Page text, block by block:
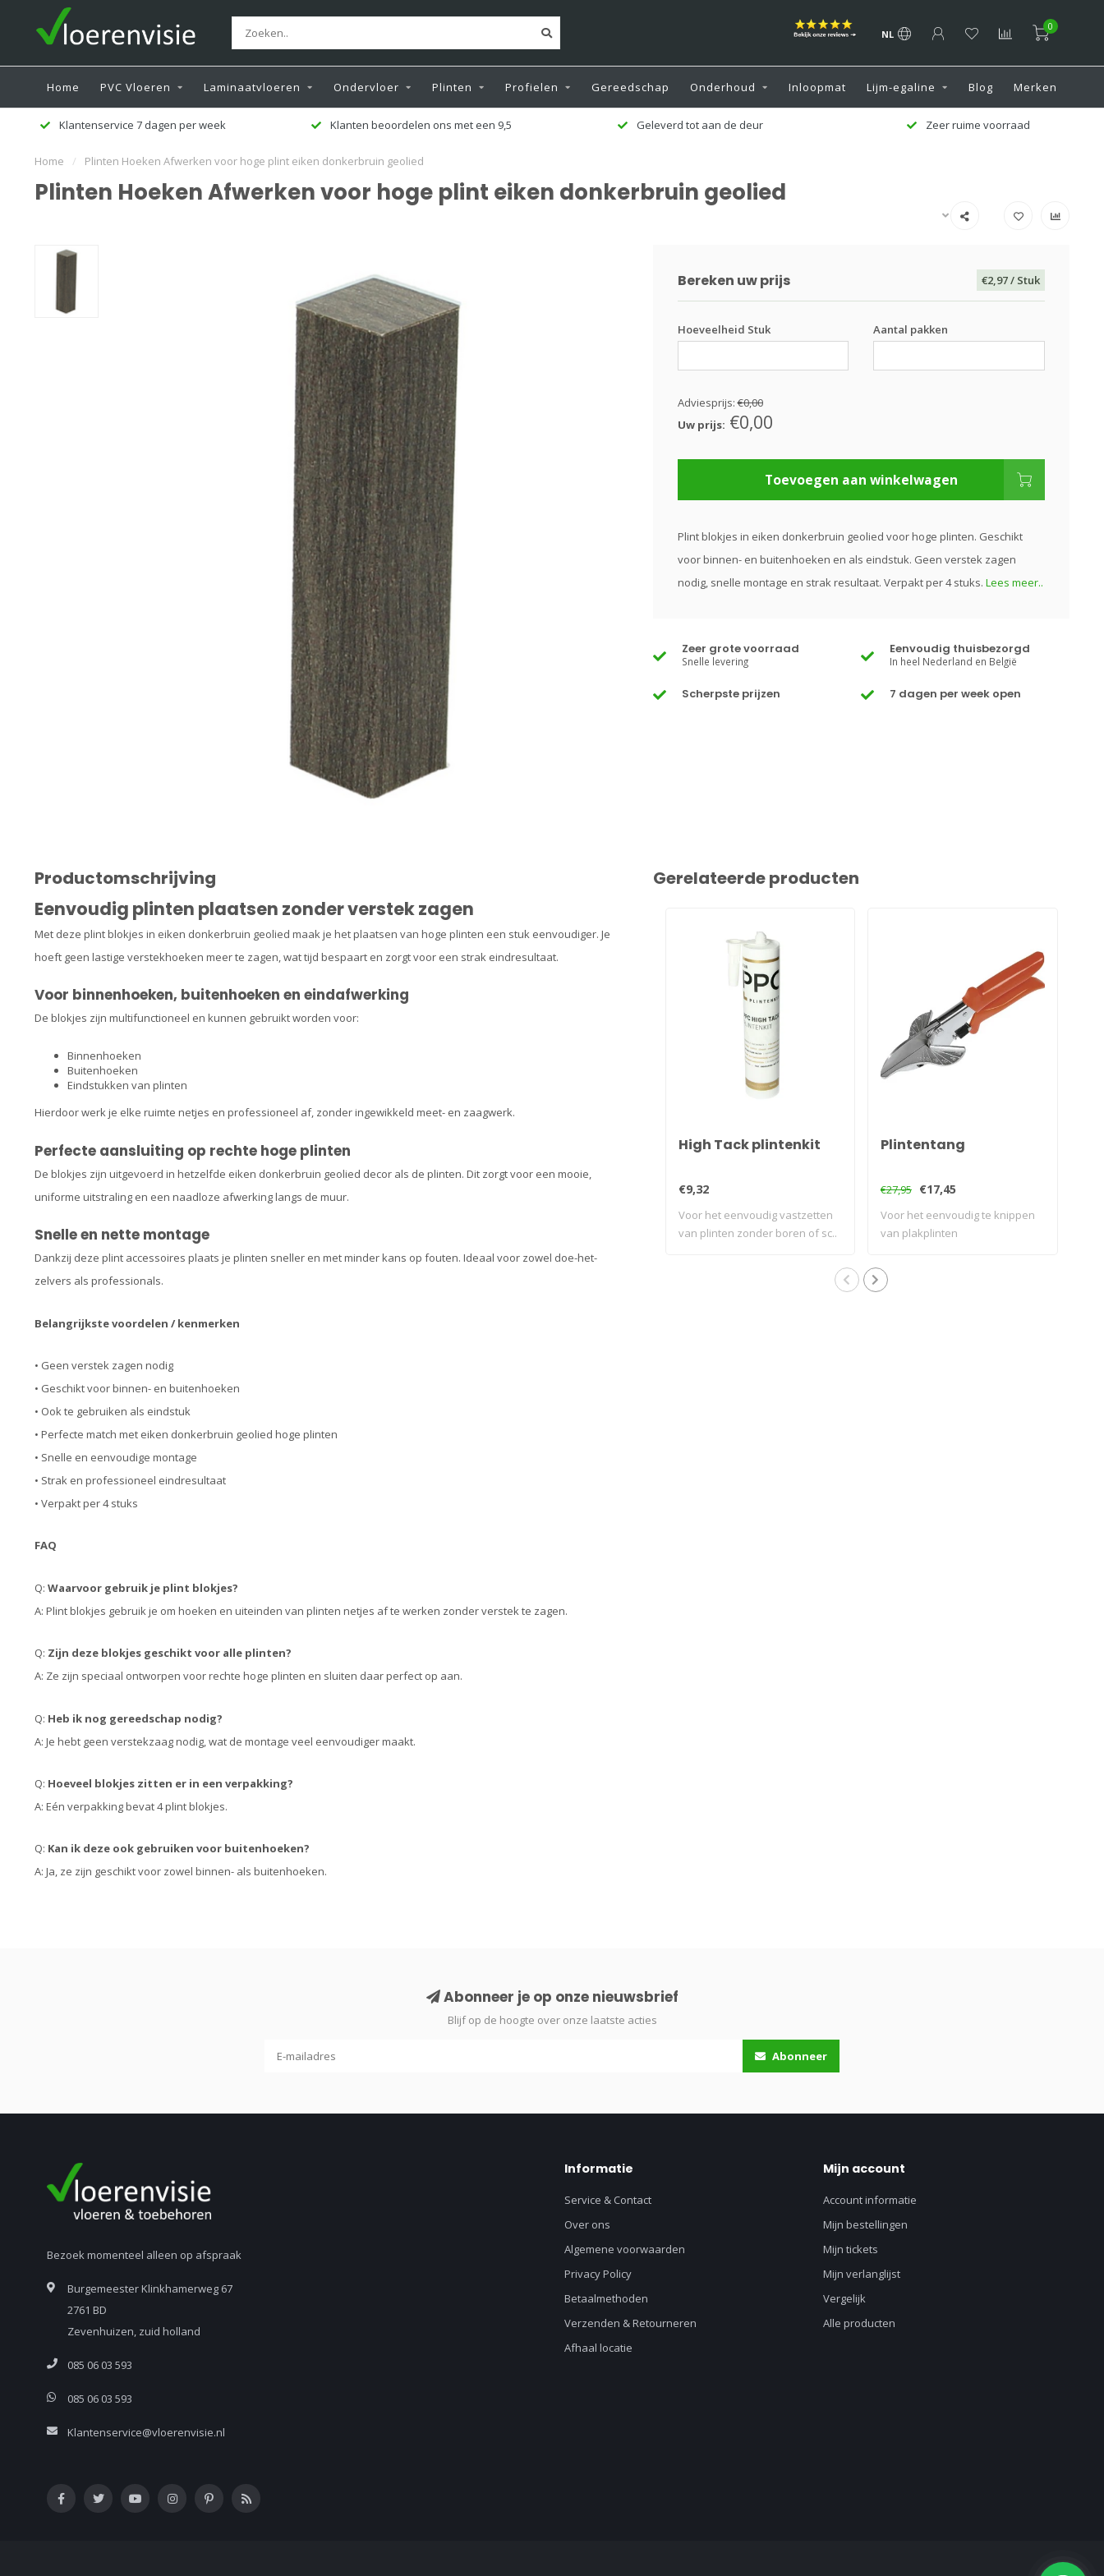
NL
0
Home PVC Vloeren Laminaatvloeren Ondervloer Plinten Profielen Gereedschap Onderhoud Inloopmat Lijm-egaline Blog Merken
Klantenservice 7 dagen per week Klanten beoordelen ons met een 9,5 Geleverd tot aan de deur Zeer ruime voorraad
Home / Plinten Hoeken Afwerken voor hoge plint eiken donkerbruin geolied
Plinten Hoeken Afwerken voor hoge plint eiken donkerbruin geolied
Bereken uw prijs €2,97/ Stuk
Hoeveelheid Stuk Aantal pakken
Adviesprijs:€0,00
Uw prijs: €0,00
Toevoegen aan winkelwagen
Plint blokjes in eiken donkerbruin geolied voor hoge plinten. Geschikt
voor binnen- en buitenhoeken en als eindstuk. Geen verstek zagen
nodig, snelle montage en strak resultaat. Verpakt per 4 stuks. Lees meer..
Zeer grote voorraad
Snelle levering
Eenvoudig thuisbezorgd
In heel Nederland en België
Scherpste prijzen 7 dagen per week open
Productomschrijving
Eenvoudig plinten plaatsen zonder verstek zagen
Met deze plint blokjes in eiken donkerbruin geolied maak je het plaatsen van hoge plinten een stuk eenvoudiger. Je
hoeft geen lastige verstekhoeken meer te zagen, wat tijd bespaart en zorgt voor een strak eindresultaat.
Voor binnenhoeken, buitenhoeken en eindafwerking
De blokjes zijn multifunctioneel en kunnen gebruikt worden voor:
Binnenhoeken
Buitenhoeken
Eindstukken van plinten
Hierdoor werk je elke ruimte netjes en professioneel af, zonder ingewikkeld meet- en zaagwerk.
Perfecte aansluiting op rechte hoge plinten
De blokjes zijn uitgevoerd in hetzelfde eiken donkerbruin geolied decor als de plinten. Dit zorgt voor een mooie,
uniforme uitstraling en een naadloze afwerking langs de muur.
Snelle en nette montage
Dankzij deze plint accessoires plaats je plinten sneller en met minder kans op fouten. Ideaal voor zowel doe-het-
zelvers als professionals.
Belangrijkste voordelen / kenmerken
• Geen verstek zagen nodig
• Geschikt voor binnen- en buitenhoeken
• Ook te gebruiken als eindstuk
• Perfecte match met eiken donkerbruin geolied hoge plinten
• Snelle en eenvoudige montage
• Strak en professioneel eindresultaat
• Verpakt per 4 stuks
FAQ
Q: Waarvoor gebruik je plint blokjes?
A: Plint blokjes gebruik je om hoeken en uiteinden van plinten netjes af te werken zonder verstek te zagen.
Q: Zijn deze blokjes geschikt voor alle plinten?
A: Ze zijn speciaal ontworpen voor rechte hoge plinten en sluiten daar perfect op aan.
Q: Heb ik nog gereedschap nodig?
A: Je hebt geen verstekzaag nodig, wat de montage veel eenvoudiger maakt.
Q: Hoeveel blokjes zitten er in een verpakking?
A: Eén verpakking bevat 4 plint blokjes.
Q: Kan ik deze ook gebruiken voor buitenhoeken?
A: Ja, ze zijn geschikt voor zowel binnen- als buitenhoeken.
Gerelateerde producten
High Tack plintenkit
€9,32
Voor het eenvoudig vastzetten
van plinten zonder boren of sc..
Plintentang
€27,95 €17,45
Voor het eenvoudig te knippen
van plakplinten
Abonneer je op onze nieuwsbrief
Blijf op de hoogte over onze laatste acties
Abonneer
Bezoek momenteel alleen op afspraak
Burgemeester Klinkhamerweg 67
2761 BD
Zevenhuizen, zuid holland
085 06 03 593
085 06 03 593
Klantenservice@vloerenvisie.nl
Informatie
Service & Contact
Over ons
Algemene voorwaarden
Privacy Policy
Betaalmethoden
Verzenden & Retourneren
Afhaal locatie
Mijn account
Account informatie
Mijn bestellingen
Mijn tickets
Mijn verlanglijst
Vergelijk
Alle producten